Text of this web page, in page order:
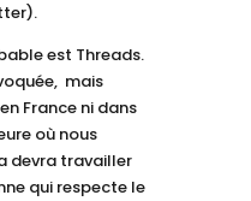
est Threads.
mais
France ni dans
où nous
devra travailler
qui respecte le